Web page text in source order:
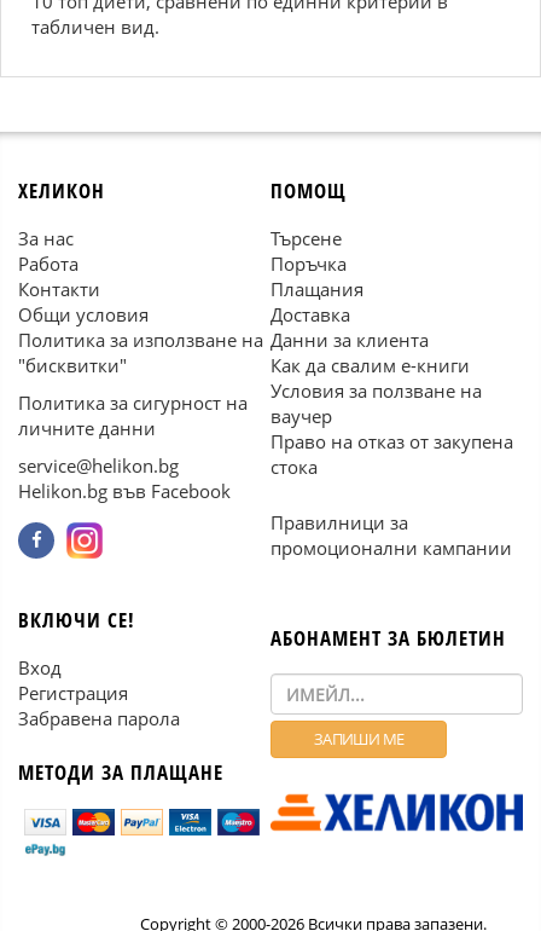
табличен вид.
ХЕЛИКОН
За нас
Работа
Контакти
Общи условия
Политика за използване на
"бисквитки"
Политика за сигурност на
личните данни
service@helikon.bg
Helikon.bg във Facebook
ПОМОЩ
Търсене
Поръчка
Плащания
Доставка
Данни за клиента
Как да свалим е-книги
Условия за ползване на
ваучер
Право на отказ от закупена
стока
Правилници за
промоционални кампании
ВКЛЮЧИ СЕ!
Вход
Регистрация
Забравена парола
МЕТОДИ ЗА ПЛАЩАНЕ
АБОНАМЕНТ ЗА БЮЛЕТИН
Copyright © 2000-2026 Всички права запазени.